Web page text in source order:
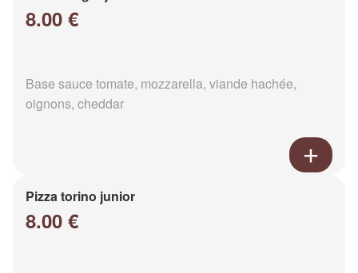
8.00 €
Base sauce tomate, mozzarella, viande hachée,
oignons, cheddar
Pizza torino junior
8.00 €